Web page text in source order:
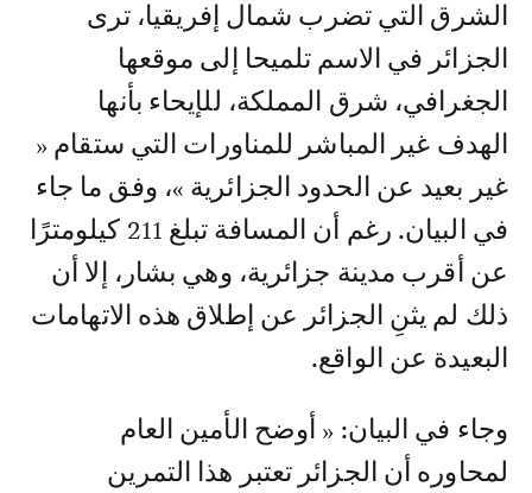
الشرق التي تضرب شمال إفريقيا، ترى
الجزائر في الاسم تلميحا إلى موقعها
الجغرافي، شرق المملكة، للإيحاء بأنها
الهدف غير المباشر للمناورات التي ستقام «
غير بعيد عن الحدود الجزائرية »، وفق ما جاء
في البيان. رغم أن المسافة تبلغ 211 كيلومترًا
عن أقرب مدينة جزائرية، وهي بشار، إلا أن
ذلك لم يثنِ الجزائر عن إطلاق هذه الاتهامات
البعيدة عن الواقع.
وجاء في البيان: « أوضح الأمين العام
لمحاوره أن الجزائر تعتبر هذا التمرين